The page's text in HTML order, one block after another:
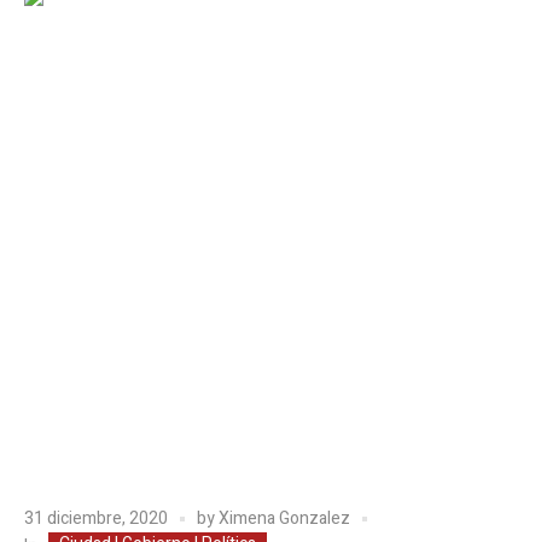
31 diciembre, 2020 byXimena Gonzalez